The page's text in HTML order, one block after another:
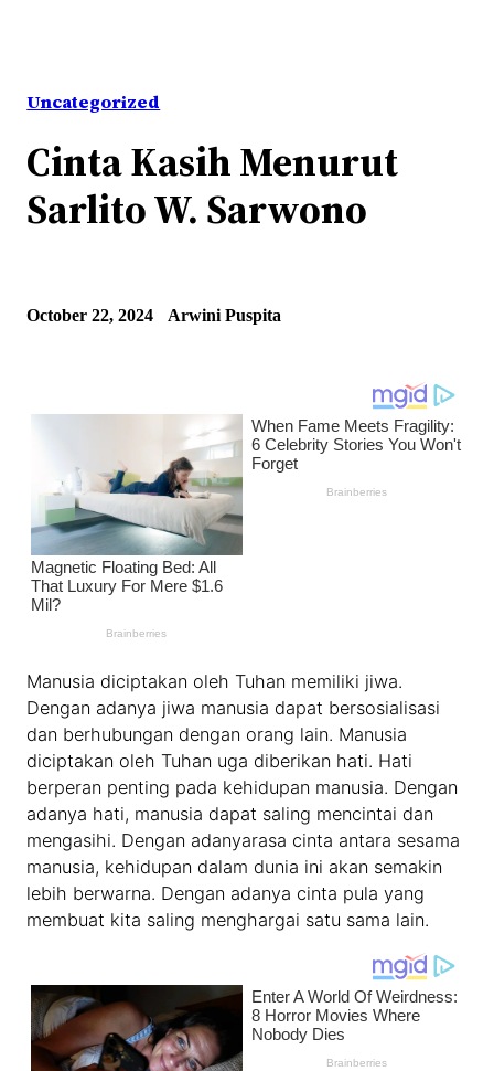
Uncategorized
Cinta Kasih Menurut
Sarlito W. Sarwono
October 22, 2024 Arwini Puspita
Manusia diciptakan oleh Tuhan memiliki jiwa.
Dengan adanya jiwa manusia dapat bersosialisasi
dan berhubungan dengan orang lain. Manusia
diciptakan oleh Tuhan uga diberikan hati. Hati
berperan penting pada kehidupan manusia. Dengan
adanya hati, manusia dapat saling mencintai dan
mengasihi. Dengan adanyarasa cinta antara sesama
manusia, kehidupan dalam dunia ini akan semakin
lebih berwarna. Dengan adanya cinta pula yang
membuat kita saling menghargai satu sama lain.